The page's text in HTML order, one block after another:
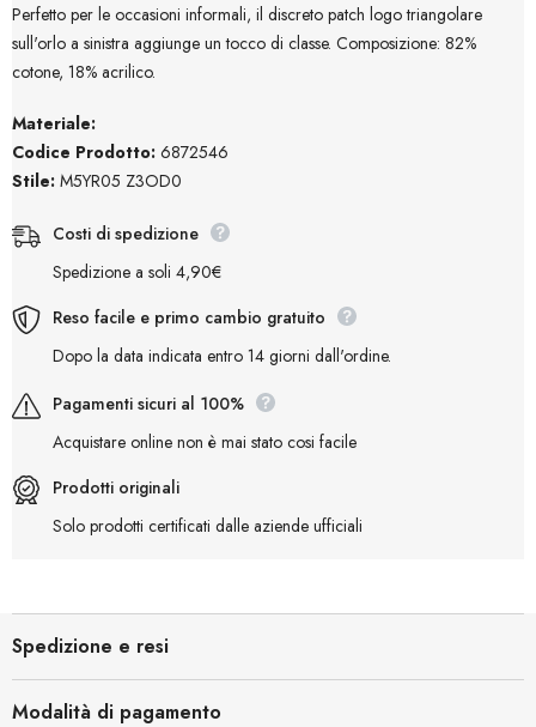
Perfetto per le occasioni informali, il discreto patch logo triangolare
sull'orlo a sinistra aggiunge un tocco di classe. Composizione: 82%
cotone, 18% acrilico.
Materiale:
Codice Prodotto: 6872546
Stile: M5YR05 Z3OD0
Costi di spedizione
Spedizione a soli 4,90€
Reso facile e primo cambio gratuito
Dopo la data indicata entro 14 giorni dall'ordine.
Pagamenti sicuri al 100%
Acquistare online non è mai stato cosi facile
Prodotti originali
Solo prodotti certificati dalle aziende ufficiali
Spedizione e resi
Modalità di pagamento